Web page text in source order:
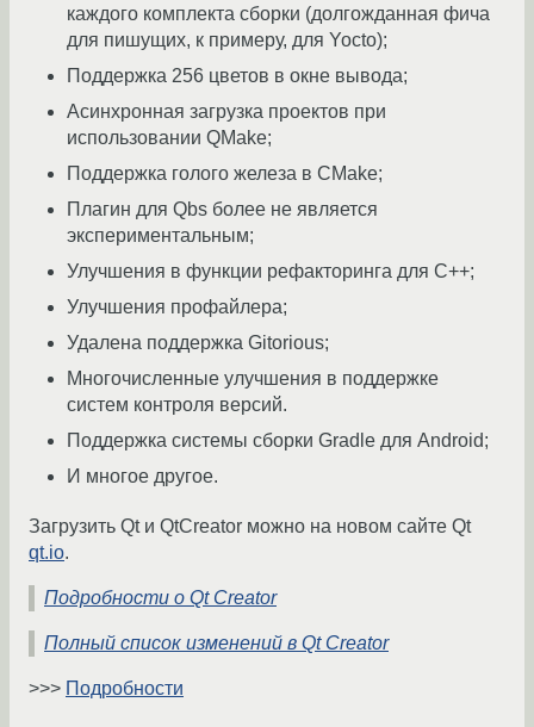
каждого комплекта сборки (долгожданная фича
для пишущих, к примеру, для Yocto);
Поддержка 256 цветов в окне вывода;
Асинхронная загрузка проектов при
использовании QMake;
Поддержка голого железа в CMake;
Плагин для Qbs более не является
экспериментальным;
Улучшения в функции рефакторинга для C++;
Улучшения профайлера;
Удалена поддержка Gitorious;
Многочисленные улучшения в поддержке
систем контроля версий.
Поддержка системы сборки Gradle для Android;
И многое другое.
Загрузить Qt и QtCreator можно на новом сайте Qt
qt.io.
Подробности о Qt Creator
Полный список изменений в Qt Creator
>>> Подробности